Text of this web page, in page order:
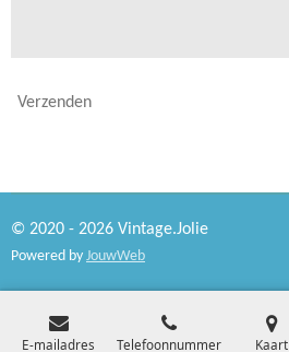
Verzenden
© 2020 - 2026 Vintage.Jolie
Powered by JouwWeb
E-mailadres Telefoonnummer Kaart